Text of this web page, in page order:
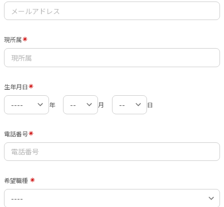
現所属
生年月日
年 月 日
電話番号
希望職種